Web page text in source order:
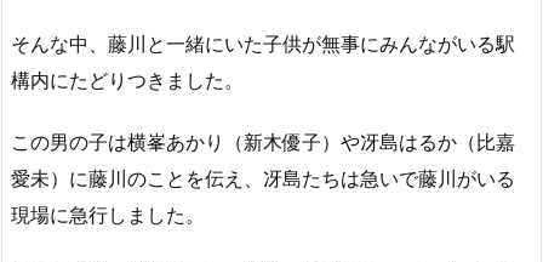
そんな中、藤川と一緒にいた子供が無事にみんながいる駅
構内にたどりつきました。
この男の子は横峯あかり（新木優子）や冴島はるか（比嘉
愛未）に藤川のことを伝え、冴島たちは急いで藤川がいる
現場に急行しました。